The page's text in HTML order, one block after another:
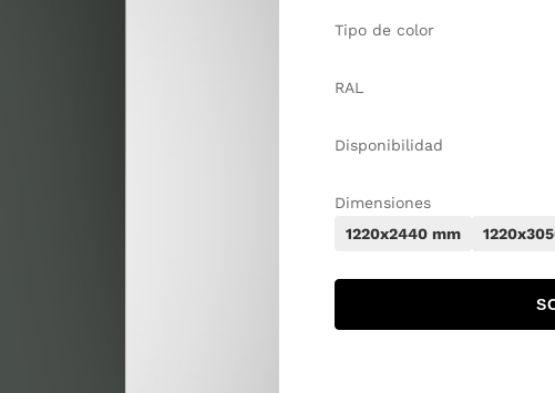
Tipo de color
RAL
Disponibilidad
Dimensiones
1220x2440 mm